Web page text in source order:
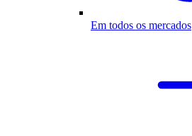
Em todos os mercados